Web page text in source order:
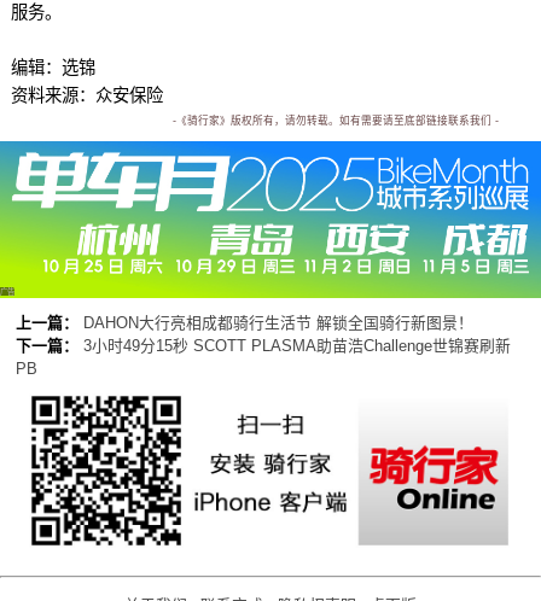
服务。
编辑：选锦
资料来源：众安保险
-《骑行家》版权所有，请勿转载。如有需要请至底部链接联系我们 -
广告
上一篇：
DAHON大行亮相成都骑行生活节 解锁全国骑行新图景！
下一篇：
3小时49分15秒 SCOTT PLASMA助苗浩Challenge世锦赛刷新
PB